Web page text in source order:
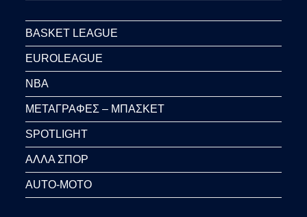
BASKET LEAGUE
EUROLEAGUE
NBA
ΜΕΤΑΓΡΑΦΕΣ – ΜΠΑΣΚΕΤ
SPOTLIGHT
ΑΛΛΑ ΣΠΟΡ
AUTO-MOTO